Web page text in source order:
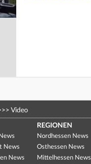
Video
News
News
REGIONEN
Nordhessen News
Osthessen News
Mittelhessen News